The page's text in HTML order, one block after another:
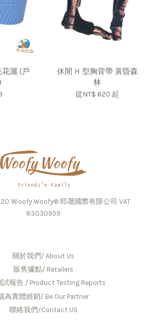
灑 (戶
休閒 H 型胸背帶 黃昏森
林
從NT$ 620 起
Ｗoofy Woofy® 郅晟國際有限公司 VAT
83030959
關於我們/ About Us
販售據點/ Retailers
試報告 / Product Testing Reports
為實體經銷/ Be Our Partner
聯絡我們/Contact US